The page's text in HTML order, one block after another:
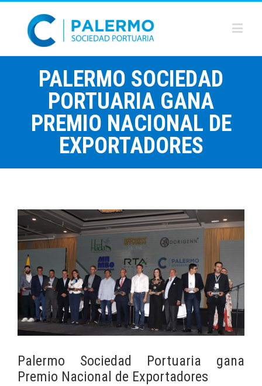
PALERMO SOCIEDAD
PORTUARIA GANA
PREMIO NACIONAL DE
EXPORTADORES
Palermo Sociedad Portuaria gana
Premio Nacional de Exportadores